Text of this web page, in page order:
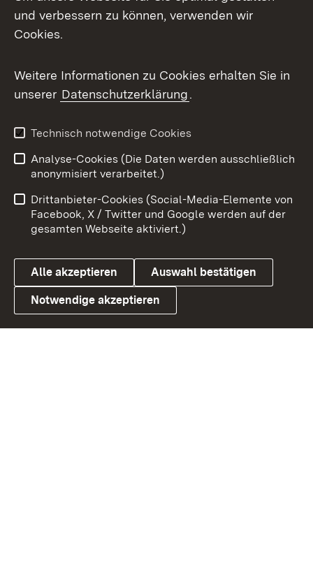
Mastodon
Messenger
Social Wall
X / Twitter
Youtube
Link zum Landesportal
Benutzungshinweise
Barrierefreiheit
Datenschutz
Cookies
und verbessern zu können, verwenden wir
Cookies.
Weitere Informationen zu Cookies erhalten Sie in
unserer Datenschutzerklärung.
Technisch notwendige Cookies
Analyse-Cookies (Die Daten werden ausschließlich
anonymisiert verarbeitet.)
Drittanbieter-Cookies (Social-Media-Elemente von
Facebook, X / Twitter und Google werden auf der
gesamten Webseite aktiviert.)
Alle akzeptieren Auswahl bestätigen
Notwendige akzeptieren